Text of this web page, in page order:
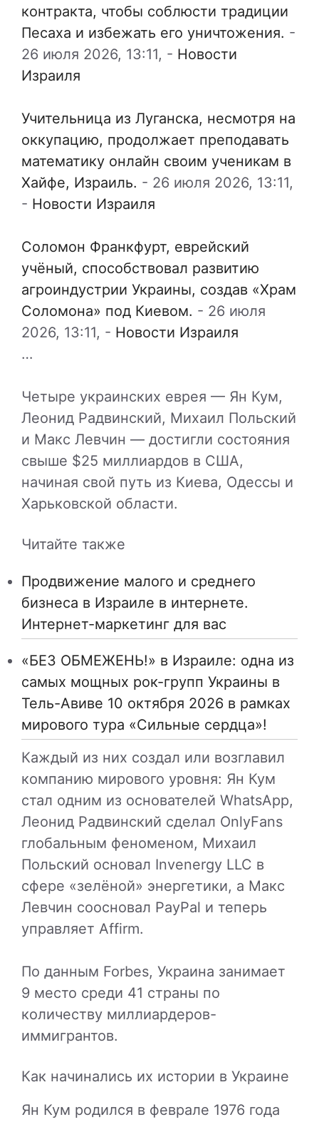
контракта, чтобы соблюсти традиции
Песаха и избежать его уничтожения. -
26 июля 2026, 13:11, - Новости
Израиля
Учительница из Луганска, несмотря на
оккупацию, продолжает преподавать
математику онлайн своим ученикам в
Хайфе, Израиль. - 26 июля 2026, 13:11,
- Новости Израиля
Соломон Франкфурт, еврейский
учёный, способствовал развитию
агроиндустрии Украины, создав «Храм
Соломона» под Киевом. - 26 июля
2026, 13:11, - Новости Израиля
…
Четыре украинских еврея — Ян Кум,
Леонид Радвинский, Михаил Польский
и Макс Левчин — достигли состояния
свыше $25 миллиардов в США,
начиная свой путь из Киева, Одессы и
Харьковской области.
Читайте также
Продвижение малого и среднего
бизнеса в Израиле в интернете.
Интернет-маркетинг для вас
«БЕЗ ОБМЕЖЕНЬ!» в Израиле: одна из
самых мощных рок-групп Украины в
Тель-Авиве 10 октября 2026 в рамках
мирового тура «Сильные сердца»!
Каждый из них создал или возглавил
компанию мирового уровня: Ян Кум
стал одним из основателей WhatsApp,
Леонид Радвинский сделал OnlyFans
глобальным феноменом, Михаил
Польский основал Invenergy LLC в
сфере «зелёной» энергетики, а Макс
Левчин соосновал PayPal и теперь
управляет Affirm.
По данным Forbes, Украина занимает
9 место среди 41 страны по
количеству миллиардеров-
иммигрантов.
Как начинались их истории в Украине
Ян Кум родился в феврале 1976 года